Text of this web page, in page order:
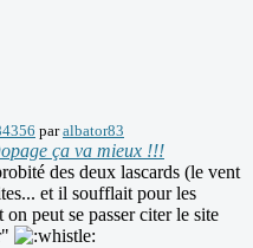
paralbator83
ça va mieux !!!
des deux lascards (le vent
et il soufflait pour les
peut se passer citer le site